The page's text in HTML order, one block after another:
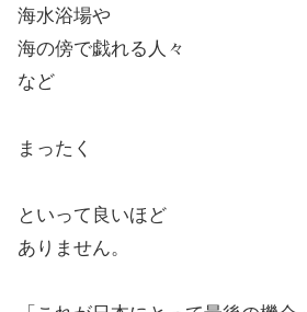
海水浴場や
海の傍で戯れる人々
など
まったく
といって良いほど
ありません。